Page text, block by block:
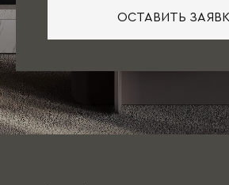
ОСТАВИТЬ